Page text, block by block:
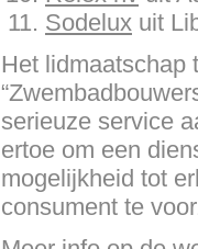
Sodelux uit
Het lidmaatschap
serieuze service
ertoe om een
mogelijkheid tot
consument te